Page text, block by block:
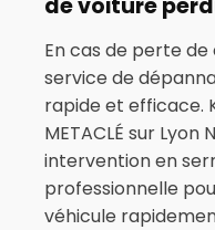
En cas de perte
service de
rapide et efficace.
METACLÉ sur Lyon
intervention en
professionnelle
véhicule